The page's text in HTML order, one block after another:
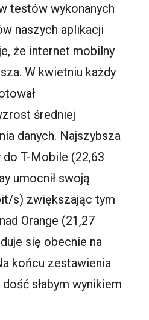
testów wykonanych
naszych aplikacji
że internet mobilny
W kwietniu każdy
średniej
danych. Najszybsza
do T-Mobile (22,63
umocnił swoją
s) zwiększając tym
Orange (21,27
się obecnie na
końcu zestawienia
słabym wynikiem